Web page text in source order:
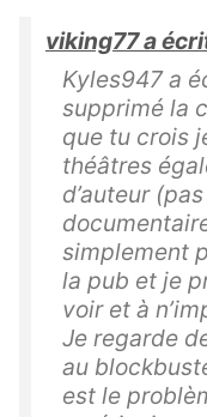
viking77 a
Kyles947 a
supprimé la
que tu crois
théâtres
d’auteur
simplement
la pub et je
voir et à
Je regarde
au
est le